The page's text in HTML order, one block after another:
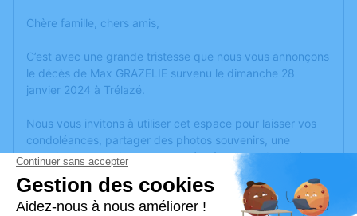
Chère famille, chers amis,
C’est avec une grande tristesse que nous vous annonçons
le décès de Max GRAZELIE survenu le dimanche 28
janvier 2024 à Trélazé.
Nous vous invitons à utiliser cet espace pour laisser vos
condoléances, partager des photos souvenirs, une
anecdote ou exprimer vos pensées à travers des poèmes
ou des textes. Cet endroit est un lieu d'expression dédié à
honorer la mémoire de Max GRAZELIE.